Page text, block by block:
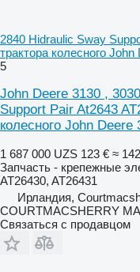
2840 Hidraulic Sway
трактора колесного
5
John Deere 3130 ,
Support Pair At2643
колесного John
1 687 000 UZS 123 € ≈
Запчасть - крепежные
AT26430, AT26431
Ирландия,
COURTMACSHERRY
Связаться с продавцом